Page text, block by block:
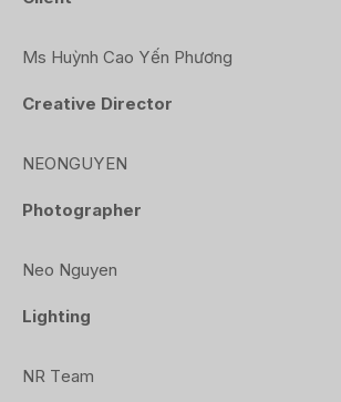
Ms Huỳnh Cao Yến Phương
Creative Director
NEONGUYEN
Photographer
Neo Nguyen
Lighting
NR Team